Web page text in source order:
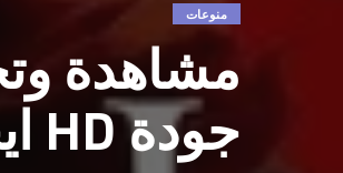
منوعات
جودة HD ايجي بست ماي سيما